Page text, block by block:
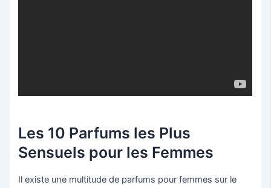
Les 10 Parfums les Plus
Sensuels pour les Femmes
Il existe une multitude de parfums pour femmes sur le